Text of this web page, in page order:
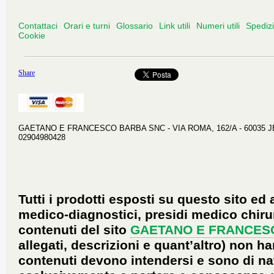
Contattaci Orari e turni Glossario Link utili Numeri utili
Cookie
Share
GAETANO E FRANCESCO BARBA SNC - VIA ROMA, 162/A - 60035
02904980428
Tutti i prodotti esposti su questo sito
medico-diagnostici, presidi medico
contenuti del sito GAETANO E
allegati, descrizioni e quant’altro) non
contenuti devono intendersi e sono di